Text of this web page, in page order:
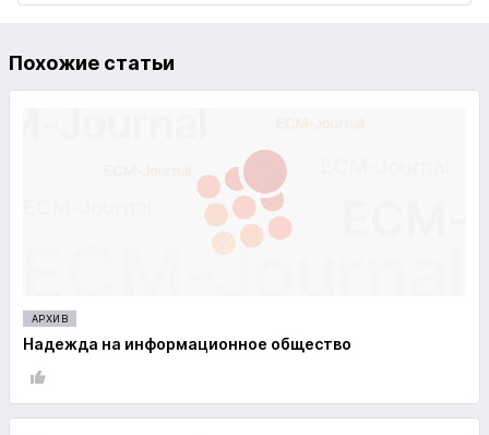
Похожие статьи
АРХИВ
Надежда на информационное общество